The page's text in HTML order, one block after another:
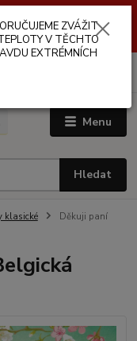
MŮŽE DOSAHOVAT
Menu
Hledat
klasické
Děkuji paní
ZVÁŽIT
V TĚCHTO
EXTRÉMNÍCH